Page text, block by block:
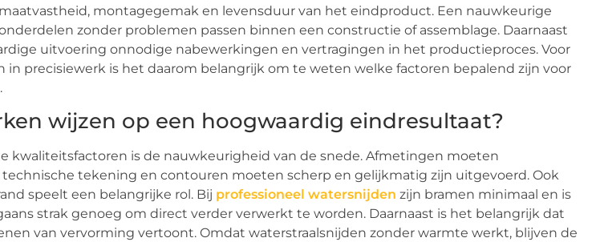
montagegemak en levensduur van het eindproduct. Een nauwkeurige
zonder problemen passen binnen een constructie of assemblage. Daarnaast
uitvoering onnodige nabewerkingen en vertragingen in het productieproces. Voor
in precisiewerk is het daarom belangrijk om te weten welke factoren bepalend zijn voor
wijzen op een hoogwaardig eindresultaat?
kwaliteitsfactoren is de nauwkeurigheid van de snede. Afmetingen moeten
tekening en contouren moeten scherp en gelijkmatig zijn uitgevoerd. Ook
speelt een belangrijke rol. Bij professioneel watersnijden zijn bramen minimaal en is
strak genoeg om direct verder verwerkt te worden. Daarnaast is het belangrijk dat
van vervorming vertoont. Omdat waterstraalsnijden zonder warmte werkt, blijven de